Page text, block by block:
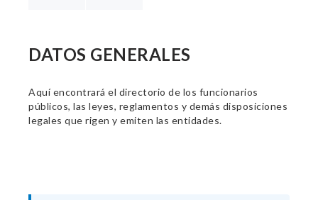
DATOS GENERALES
Aquí encontrará el directorio de los funcionarios
públicos, las leyes, reglamentos y demás disposiciones
legales que rigen y emiten las entidades.